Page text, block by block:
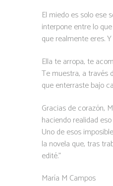
El miedo es solo ese
interpone entre lo
que realmente eres.
Ella te arropa, te
Te muestra, a través
que enterraste bajo
Gracias de corazón,
haciendo realidad
Uno de esos
la novela que, tras
edité.”
María M Campos